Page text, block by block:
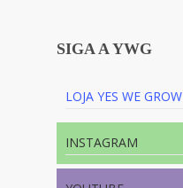
SIGA A YWG
LOJA YES WE GROW
INSTAGRAM